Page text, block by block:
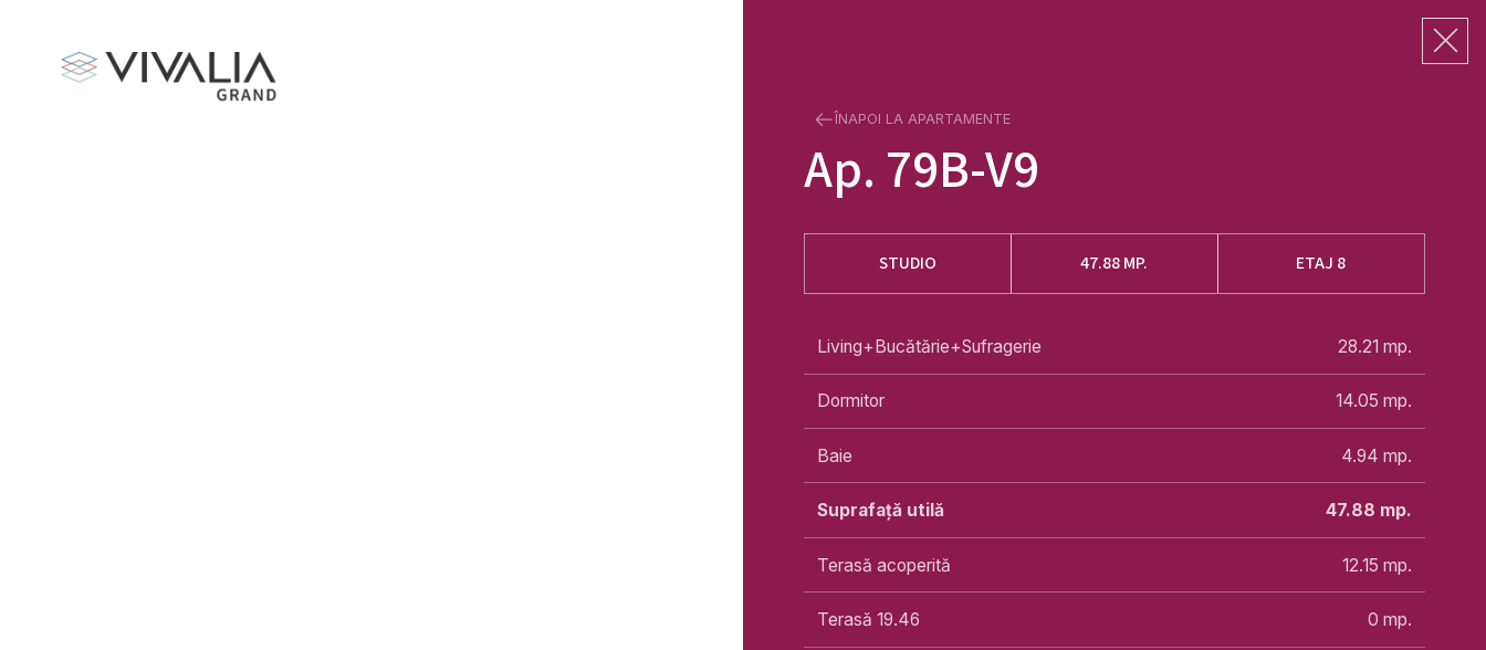
ÎNAPOI LA APARTAMENTE
Ap. 79B-V9
STUDIO 47.88MP. ETAJ 8
Living+Bucătărie+Sufragerie 28.21 mp.
Dormitor 14.05 mp.
Baie 4.94 mp.
Suprafață utilă 47.88 mp.
Terasă acoperită 12.15 mp.
Terasă 19.46 0 mp.